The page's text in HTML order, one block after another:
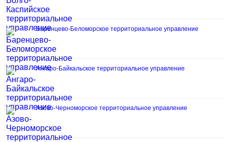
Баренцево-Беломорское территориальное управление
Ангаро-Байкальское территориальное управление
Азово-Черноморское территориальное управление